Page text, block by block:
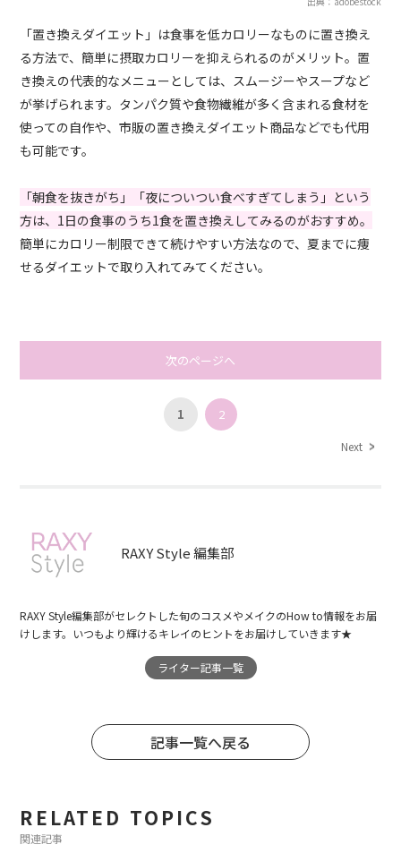
「置き換えダイエット」は食事を低カロリーなものに置き換え
る方法で、簡単に摂取カロリーを抑えられるのがメリット。置
き換えの代表的なメニューとしては、スムージーやスープなど
が挙げられます。タンパク質や食物繊維が多く含まれる食材を
使っての自作や、市販の置き換えダイエット商品などでも代用
も可能です。
「朝食を抜きがち」「夜についつい食べすぎてしまう」という
方は、1日の食事のうち1食を置き換えしてみるのがおすすめ。
簡単にカロリー制限できて続けやすい方法なので、夏までに痩
せるダイエットで取り入れてみてください。
次のページへ
1 2
Next
RAXY Style 編集部
RAXY Style編集部がセレクトした旬のコスメやメイクのHow to情報をお届
けします。いつもより輝けるキレイのヒントをお届けしていきます★
ライター記事一覧
記事一覧へ戻る
RELATED TOPICS
関連記事